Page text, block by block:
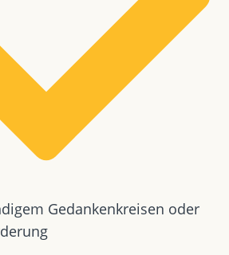
Gedankenkreisen oder